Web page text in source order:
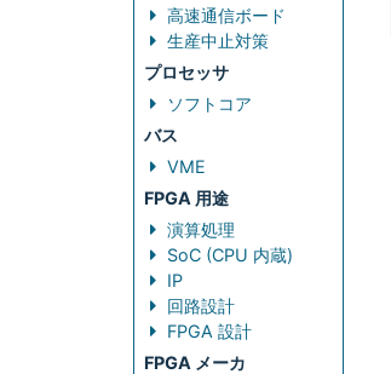
高速通信ボード
生産中止対策
プロセッサ
ソフトコア
バス
VME
FPGA 用途
演算処理
SoC (CPU 内蔵)
IP
回路設計
FPGA 設計
FPGA メーカ